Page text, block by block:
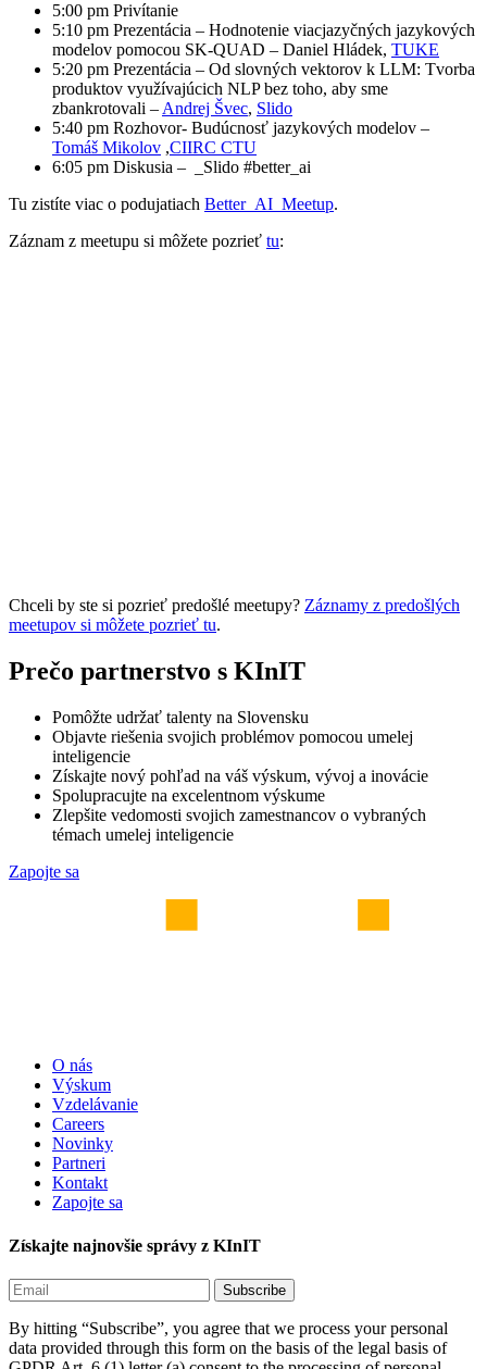
5:00 pm Privítanie
5:10 pm Prezentácia – Hodnotenie viacjazyčných jazykových
modelov pomocou SK-QUAD – Daniel Hládek, TUKE
5:20 pm Prezentácia – Od slovných vektorov k LLM: Tvorba
produktov využívajúcich NLP bez toho, aby sme
zbankrotovali – Andrej Švec, Slido
5:40 pm Rozhovor- Budúcnosť jazykových modelov –
Tomáš Mikolov ,CIIRC CTU
6:05 pm Diskusia – _Slido #better_ai
Tu zistíte viac o podujatiach Better_AI_Meetup.
Záznam z meetupu si môžete pozrieť tu:
Chceli by ste si pozrieť predošlé meetupy? Záznamy z predošlých
meetupov si môžete pozrieť tu.
Prečo partnerstvo s KInIT
Pomôžte udržať talenty na Slovensku
Objavte riešenia svojich problémov pomocou umelej
inteligencie
Získajte nový pohľad na váš výskum, vývoj a inovácie
Spolupracujte na excelentnom výskume
Zlepšite vedomosti svojich zamestnancov o vybraných
témach umelej inteligencie
Zapojte sa
O nás
Výskum
Vzdelávanie
Careers
Novinky
Partneri
Kontakt
Zapojte sa
Získajte najnovšie správy z KInIT
By hitting “Subscribe”, you agree that we process your personal
data provided through this form on the basis of the legal basis of